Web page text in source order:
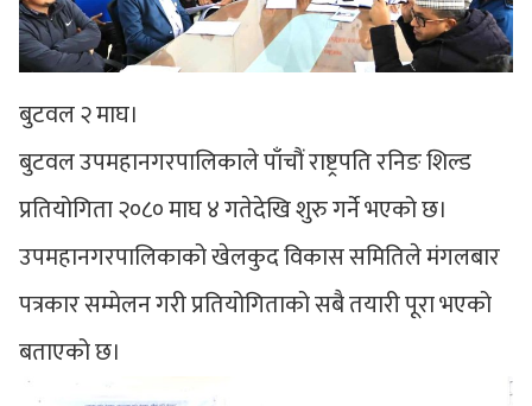
बुटवल २ माघ।
बुटवल उपमहानगरपालिकाले पाँचौं राष्ट्रपति रनिङ शिल्ड
प्रतियोगिता २०८० माघ ४ गतेदेखि शुरु गर्ने भएको छ।
उपमहानगरपालिकाको खेलकुद विकास समितिले मंगलबार
पत्रकार सम्मेलन गरी प्रतियोगिताको सबै तयारी पूरा भएको
बताएको छ।